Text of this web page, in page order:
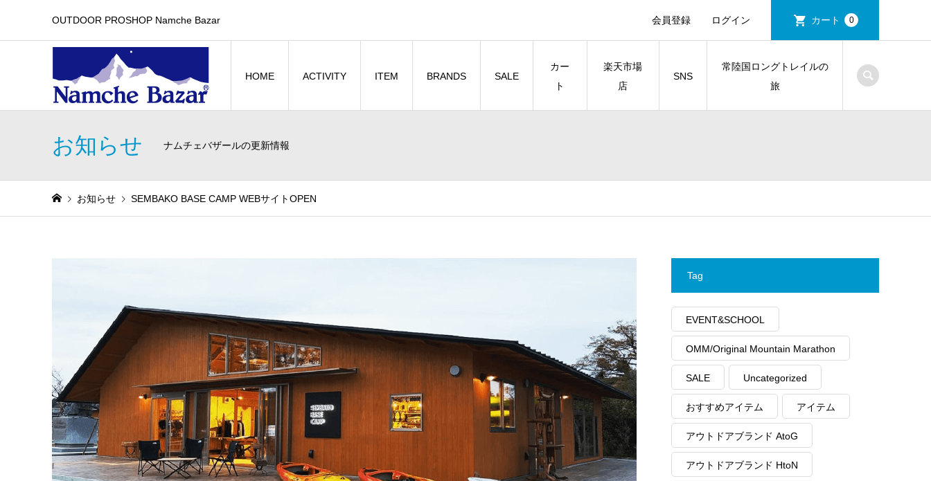
OUTDOOR PROSHOP Namche Bazar 会員登録 ログイン カート 0
HOME ACTIVITY ITEM BRANDS SALE
カー
ト
楽天市場
店
SNS
常陸国ロングトレイルの
旅
お知らせ ナムチェバザールの更新情報
お知らせ SEMBAKO BASE CAMP WEBサイトOPEN
Tag
EVENT&SCHOOL
OMM/Original Mountain Marathon
SALE Uncategorized
おすすめアイテム アイテム
アウトドアブランド AtoG
アウトドアブランド HtoN